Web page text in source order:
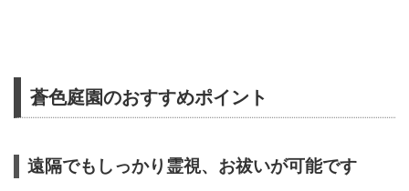
蒼色庭園のおすすめポイント
遠隔でもしっかり霊視、お祓いが可能です